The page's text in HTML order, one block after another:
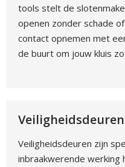
tools stelt de
openen zonder schade
contact opnemen met
de buurt om jouw kluis
Veiligheidsdeuren
Veiligheidsdeuren zijn
inbraakwerende werking